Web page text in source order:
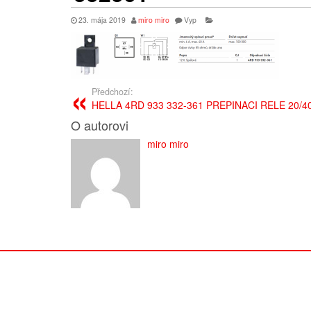
23. mája 2019 miro miro Vyp
Předchozí:
HELLA 4RD 933 332-361 PREPINACI RELE 20/
O autorovi
miro miro